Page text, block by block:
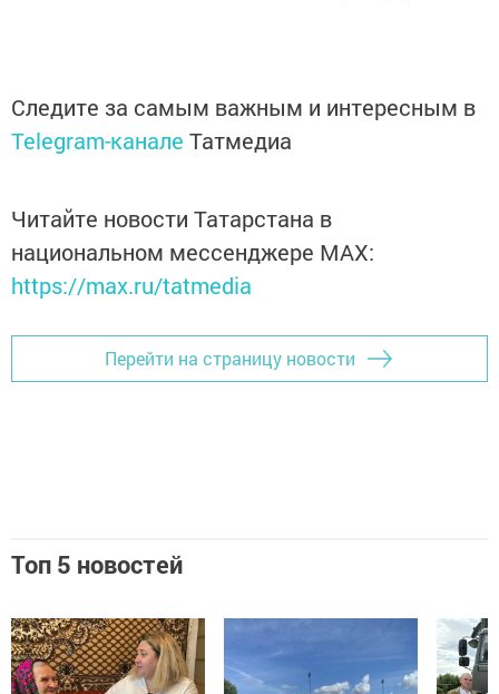
Следите за самым важным и интересным в
Telegram-канале Татмедиа
Читайте новости Татарстана в
национальном мессенджере MАХ:
https://max.ru/tatmedia
Перейти на страницу новости
Топ 5 новостей